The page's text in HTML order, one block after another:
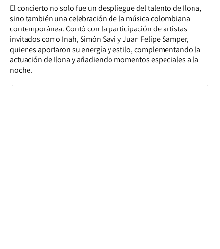
El concierto no solo fue un despliegue del talento de Ilona,
sino también una celebración de la música colombiana
contemporánea. Contó con la participación de artistas
invitados como Inah, Simón Savi y Juan Felipe Samper,
quienes aportaron su energía y estilo, complementando la
actuación de Ilona y añadiendo momentos especiales a la
noche.